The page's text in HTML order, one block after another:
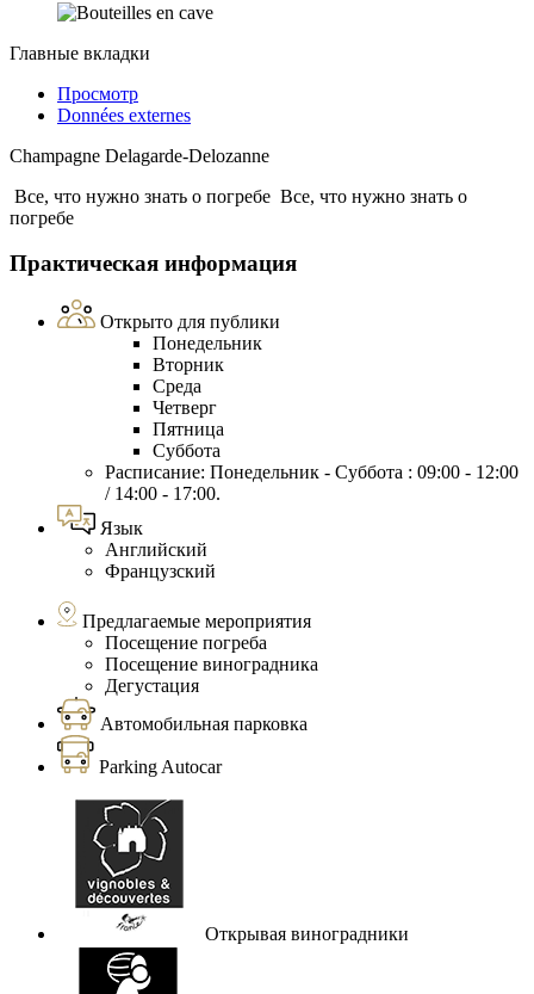
Главные вкладки
Просмотр
Données externes
Champagne Delagarde-Delozanne
Все, что нужно знать о погребе Все, что нужно знать о
погребе
Практическая информация
Открыто для публики
Понедельник
Вторник
Среда
Четверг
Пятница
Суббота
Расписание: Понедельник - Суббота : 09:00 - 12:00
/ 14:00 - 17:00.
Язык
Английский
Французский
Предлагаемые мероприятия
Посещение погреба
Посещение виноградника
Дегустация
Автомобильная парковка
Parking Autocar
Открывая виноградники